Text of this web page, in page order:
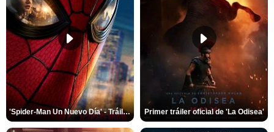
'Spider-Man Un Nuevo Día' - Tráiler oficial subtitulado Primer tráiler oficial de 'La Odisea'